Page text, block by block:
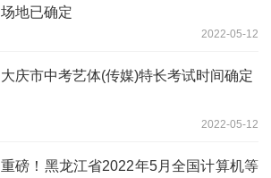
场地已确定
2022-05-12
大庆市中考艺体(传媒)特长考试时间确定
2022-05-12
重磅！黑龙江省2022年5月全国计算机等